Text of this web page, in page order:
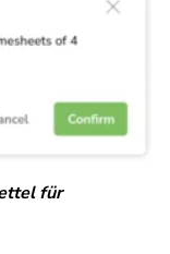
für